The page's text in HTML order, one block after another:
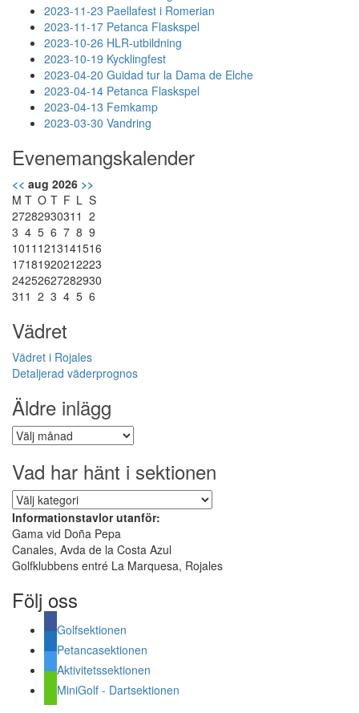
2023-11-23 Paellafest i Romerian
2023-11-17 Petanca Flaskspel
2023-10-26 HLR-utbildning
2023-10-19 Kycklingfest
2023-04-20 Guidad tur la Dama de Elche
2023-04-14 Petanca Flaskspel
2023-04-13 Femkamp
2023-03-30 Vandring
Evenemangskalender
<< aug 2026 >>
M T O T F L S
2728293031 1 2
3 4 5 6 7 8 9
1011 1213141516
17181920212223
24252627282930
31 1 2 3 4 5 6
Vädret
Vädret i Rojales
Detaljerad väderprognos
Äldre inlägg
Äldre
inlägg
Vad har hänt i sektionen
Vad
har
hänt
i
sektionen
Informationstavlor utanför:
Gama vid Doña Pepa
Canales, Avda de la Costa Azul
Golfklubbens entré La Marquesa, Rojales
Följ oss
Golfsektionen
Petancasektionen
Aktivitetssektionen
MiniGolf - Dartsektionen